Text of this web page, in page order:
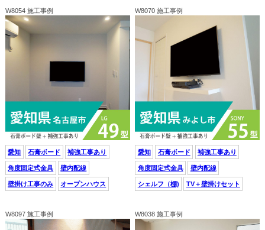
W8054 施工事例
愛知 石膏ボード 補強工事あり
角度固定式金具 壁内配線
壁掛け工事のみ オープンハウス
W8070 施工事例
愛知 石膏ボード 補強工事あり
角度固定式金具 壁内配線
シェルフ（棚) TV＋壁掛けセット
W8097 施工事例 W8038 施工事例